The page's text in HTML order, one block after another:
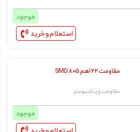
موجود
استعلام و خرید
مقاومت 22 اهم SMD 805
مقاومت و پتانسومتر
موجود